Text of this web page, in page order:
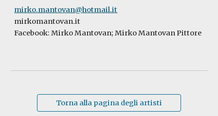
mirko.mantovan@hotmail.it
mirkomantovan.it
Facebook: Mirko Mantovan; Mirko Mantovan Pittore
Torna alla pagina degli artisti